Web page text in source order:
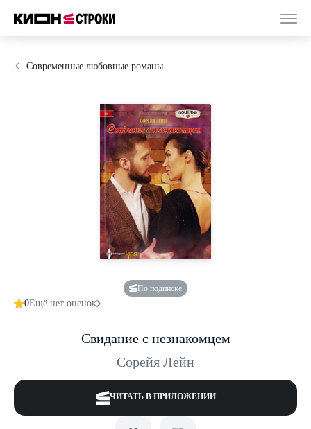
Современные любовные романы
По подписке
0Ещё нет оценок
Свидание с незнакомцем
Сорейя Лейн
ЧИТАТЬ В ПРИЛОЖЕНИИ